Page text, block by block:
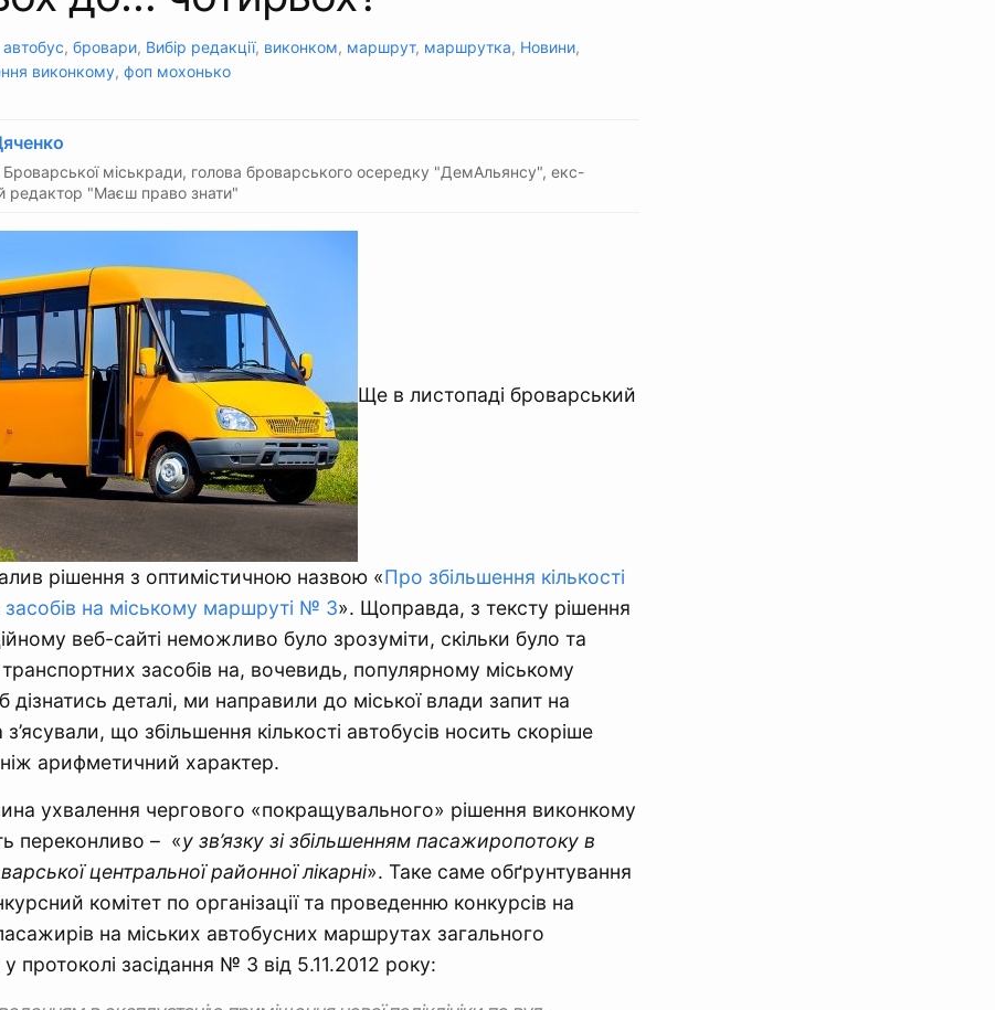
автобус, бровари, Вибір редакції, виконком, маршрут, маршрутка, Новини,
виконкому, фоп мохонько
Броварської міськради, голова броварського осередку "ДемАльянсу", екс-
редактор "Маєш право знати"
Ще в листопаді броварський
рішення з оптимістичною назвою «Про збільшення кількості
на міському маршруті № 3». Щоправда, з тексту рішення
веб-сайті неможливо було зрозуміти, скільки було та
транспортних засобів на, вочевидь, популярному міському
деталі, ми направили до міської влади запит на
що збільшення кількості автобусів носить скоріше
арифметичний характер.
ухвалення чергового «покращувального» рішення виконкому
переконливо – «у зв’язку зі збільшенням пасажиропотоку в
центральної районної лікарні». Таке саме обґрунтування
комітет по організації та проведенню конкурсів на
на міських автобусних маршрутах загального
протоколі засідання № 3 від 5.11.2012 року: